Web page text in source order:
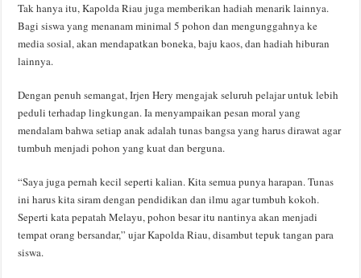
Tak hanya itu, Kapolda Riau juga memberikan hadiah menarik lainnya.
Bagi siswa yang menanam minimal 5 pohon dan mengunggahnya ke
media sosial, akan mendapatkan boneka, baju kaos, dan hadiah hiburan
lainnya.
Dengan penuh semangat, Irjen Hery mengajak seluruh pelajar untuk lebih
peduli terhadap lingkungan. Ia menyampaikan pesan moral yang
mendalam bahwa setiap anak adalah tunas bangsa yang harus dirawat agar
tumbuh menjadi pohon yang kuat dan berguna.
“Saya juga pernah kecil seperti kalian. Kita semua punya harapan. Tunas
ini harus kita siram dengan pendidikan dan ilmu agar tumbuh kokoh.
Seperti kata pepatah Melayu, pohon besar itu nantinya akan menjadi
tempat orang bersandar,” ujar Kapolda Riau, disambut tepuk tangan para
siswa.